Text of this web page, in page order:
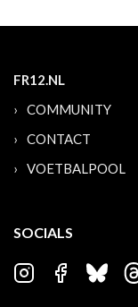
FR12.NL
COMMUNITY
CONTACT
VOETBALPOOL
SOCIALS